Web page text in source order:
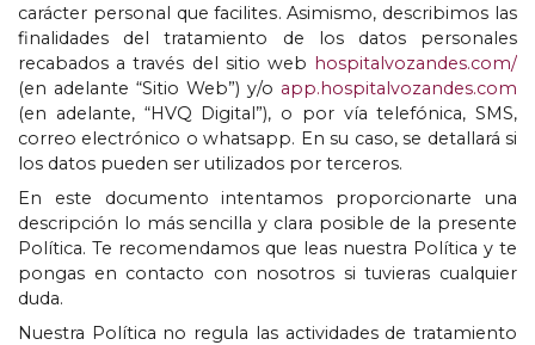
carácter personal que facilites.Asimismo, describimos las
finalidades del tratamiento de los datos personales
recabados a través del sitio web hospitalvozandes.com/
(en adelante “Sitio Web”) y/o app.hospitalvozandes.com
(en adelante, “HVQ Digital”), o por vía telefónica, SMS,
correo electrónico o whatsapp. En su caso,se detallará si
los datos pueden ser utilizados por terceros.
En este documento intentamos proporcionarte una
descripción lo más sencilla y clara posible de la presente
Política. Te recomendamos que leas nuestra Política y te
pongas en contacto con nosotros si tuvieras cualquier
duda.
Nuestra Política no regula las actividades de tratamiento